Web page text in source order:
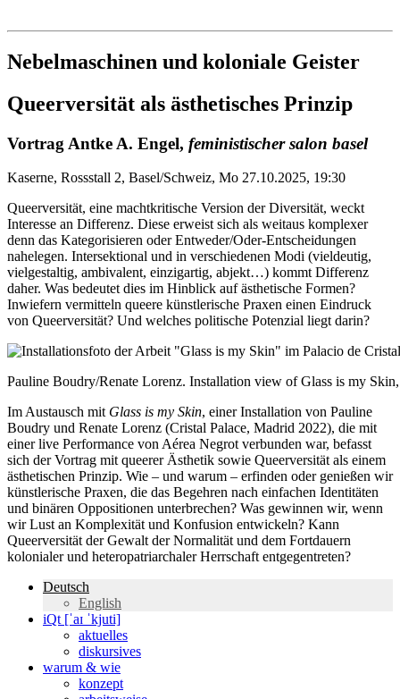
queer-institut
Institut für queer theory
Nebelmaschinen und koloniale Geister
Queerversität als ästhetisches Prinzip
Vortrag Antke A. Engel, feministischer salon basel
Kaserne, Rossstall 2, Basel/Schweiz, Mo 27.10.2025, 19:30
Queerversität, eine machtkritische Version der Diversität, weckt
Interesse an Differenz. Diese erweist sich als weitaus komplexer
denn das Kategorisieren oder Entweder/Oder-Entscheidungen
nahelegen. Intersektional und in verschiedenen Modi (vieldeutig,
vielgestaltig, ambivalent, einzigartig, abjekt…) kommt Differenz
daher. Was bedeutet dies im Hinblick auf ästhetische Formen?
Inwiefern vermitteln queere künstlerische Praxen einen Eindruck
von Queerversität? Und welches politische Potenzial liegt darin?
Pauline Boudry/Renate Lorenz. Installation view of Glass is my
Im Austausch mit Glass is my Skin, einer Installation von Pauline
Boudry und Renate Lorenz (Cristal Palace, Madrid 2022), die mit
einer live Performance von Aérea Negrot verbunden war, befasst
sich der Vortrag mit queerer Ästhetik sowie Queerversität als einem
ästhetischen Prinzip. Wie – und warum – erfinden oder genießen wir
künstlerische Praxen, die das Begehren nach einfachen Identitäten
und binären Oppositionen unterbrechen? Was gewinnen wir, wenn
wir Lust an Komplexität und Konfusion entwickeln? Kann
Queerversität der Gewalt der Normalität und dem Fortdauern
kolonialer und heteropatriarchaler Herrschaft entgegentreten?
Deutsch
English
iQt [ˈaɪ ˈkjuti]
aktuelles
diskursives
warum & wie
konzept